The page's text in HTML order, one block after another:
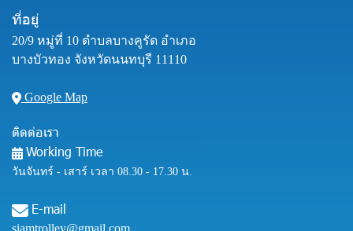
ที่อยู่
20/9 หมู่ที่ 10 ตำบลบางคูรัด อำเภอ
บางบัวทอง จังหวัดนนทบุรี 11110
Google Map
ติดต่อเรา
Working Time
วันจันทร์ - เสาร์ เวลา 08.30 - 17.30 น.
E-mail
siamtrolley@gmail.com